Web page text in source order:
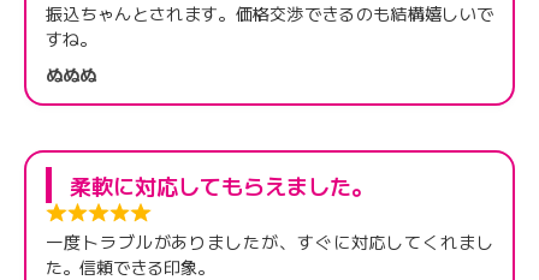
振込ちゃんとされます。価格交渉できるのも結構嬉しいで
すね。
ぬぬぬ
柔軟に対応してもらえました。
一度トラブルがありましたが、すぐに対応してくれまし
た。信頼できる印象。